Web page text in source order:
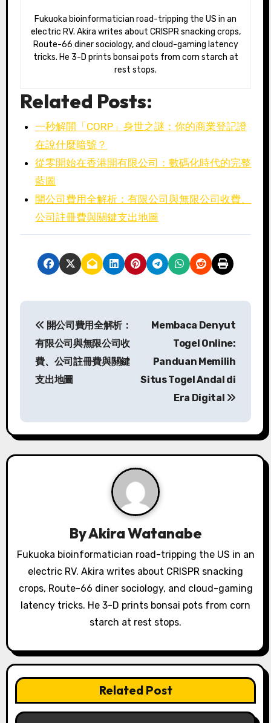
Fukuoka bioinformatician road-tripping the US in an
electric RV. Akira writes about CRISPR snacking crops,
Route-66 diner sociology, and cloud-gaming latency
tricks. He 3-D prints bonsai pots from corn starch at
rest stops.
Related Posts:
一秒解開「CORP」身世之謎：你的商業登記證
在說什麼暗號？
從零開始在香港開有限公司：數碼化時代的完整
藍圖
開公司費用全解析：有限公司與無限公司收費、
公司註冊費與關鍵支出地圖
P
a
v
t
i
o
開公司費用全解析：
有限公司與無限公司收
費、公司註冊費與關鍵
支出地圖
Membaca Denyut
Togel Online:
Panduan Memilih
Situs Togel Andal di
Era Digital
ByAkira Watanabe
Fukuoka bioinformatician road-tripping the US in an
electric RV. Akira writes about CRISPR snacking
crops, Route-66 diner sociology, and cloud-gaming
latency tricks. He 3-D prints bonsai pots from corn
starch at rest stops.
Related Post